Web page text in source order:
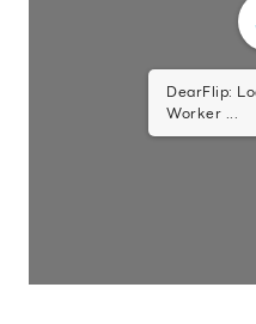
DearFlip:
Worker ...